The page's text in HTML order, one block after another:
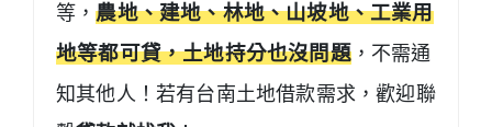
等，農地、建地、林地、山坡地、工業用
地等都可貸，土地持分也沒問題，不需通
知其他人！若有台南土地借款需求，歡迎聯